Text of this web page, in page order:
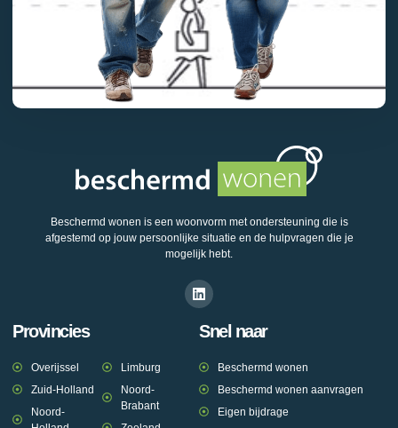
Beschermd wonen is een woonvorm met ondersteuning die is
afgestemd op jouw persoonlijke situatie en de hulpvragen die je
mogelijk hebt.
Provincies
Overijssel
Zuid-Holland
Noord-
Limburg
Noord-
Brabant
Snel naar
Beschermd wonen
Beschermd wonen aanvragen
Eigen bijdrage